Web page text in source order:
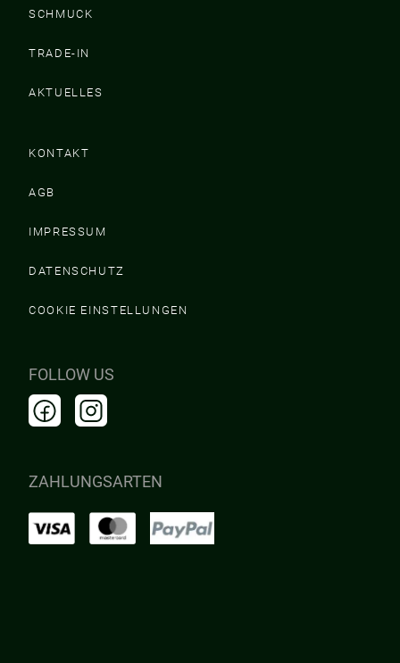
SCHMUCK
TRADE-IN
AKTUELLES
KONTAKT
AGB
IMPRESSUM
DATENSCHUTZ
COOKIE EINSTELLUNGEN
FOLLOW US
ZAHLUNGSARTEN